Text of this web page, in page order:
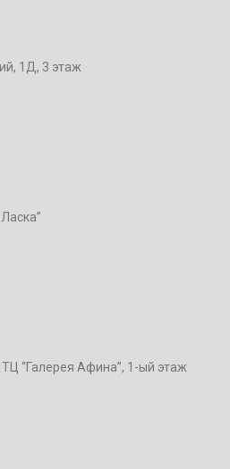
1Д, 3 этаж
“Галерея Афина”, 1-ый этаж